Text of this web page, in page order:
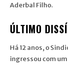
Aderbal Filho.
ÚLTIMO
Há 12 anos, o
ingressou com